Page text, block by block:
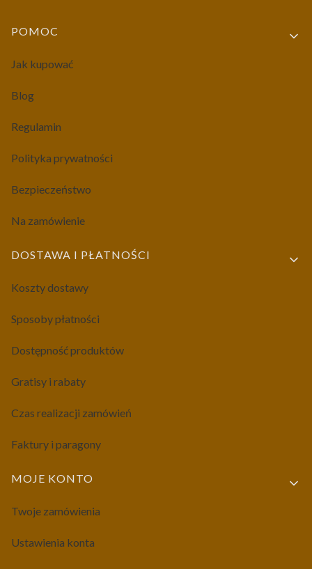
Linki w stopce
POMOC
Jak kupować
Blog
Regulamin
Polityka prywatności
Bezpieczeństwo
Na zamówienie
DOSTAWA I PŁATNOŚCI
Koszty dostawy
Sposoby płatności
Dostępność produktów
Gratisy i rabaty
Czas realizacji zamówień
Faktury i paragony
MOJE KONTO
Twoje zamówienia
Ustawienia konta